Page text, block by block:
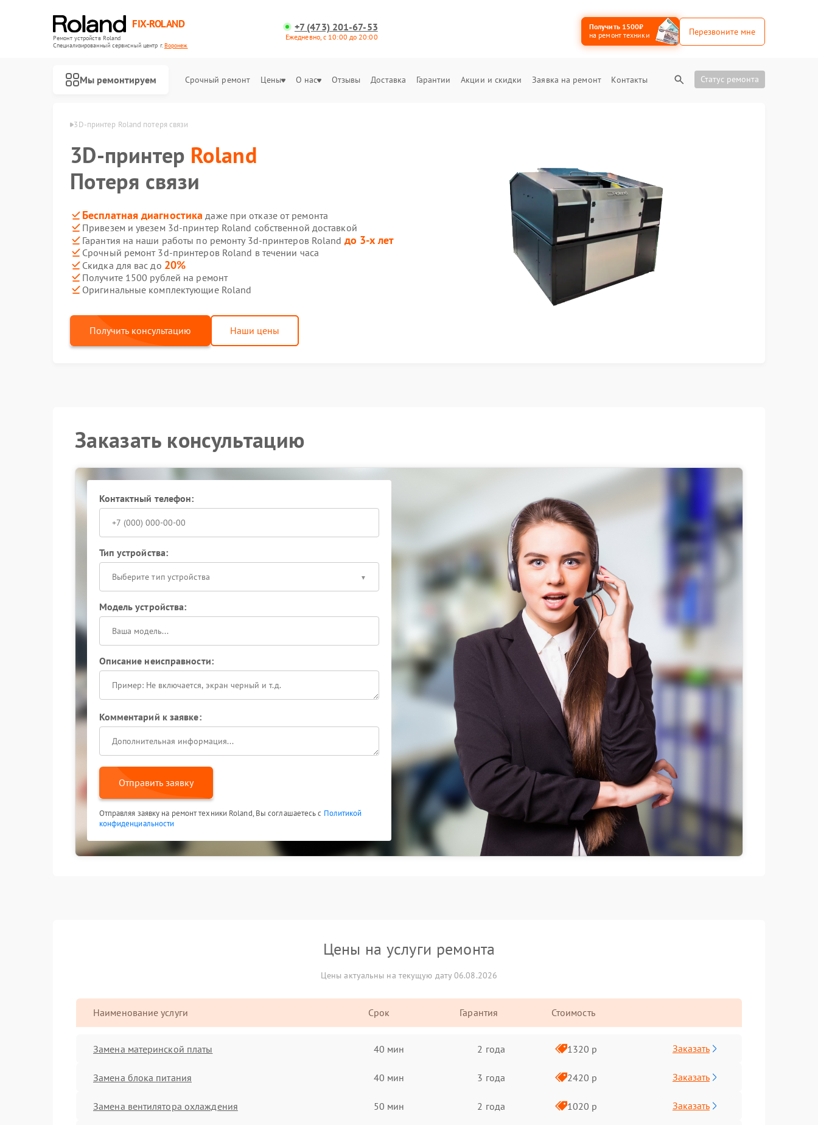
FIX-ROLAND
Ремонт устройств Roland
Специализированный cервисный центр г.Воронеж
+7 (473) 201-67-53
Ежедневно, с 10:00 до 20:00
Получить 1500₽
на ремонт техники
Перезвоните мне
Мы ремонтируем Срочный ремонт Цены О нас Отзывы Доставка Гарантии Акции и скидки Заявка на ремонт Контакты Статус ремонта
Roland в Воронеже 3D-принтер Roland потеря связи
3D-принтер Roland
Потеря связи
Бесплатная диагностика даже при отказе от ремонта
Привезем и увезем 3d-принтер Roland собственной доставкой
Гарантия на наши работы по ремонту 3d-принтеров Roland до 3-х лет
Срочный ремонт 3d-принтеров Roland в течении часа
Скидка для вас до 20%
Получите 1500 рублей на ремонт
Оригинальные комплектующие Roland
Получить консультацию Наши цены
Заказать консультацию
Контактный телефон:
Тип устройства:
Выберите тип устройства
Модель устройства:
Описание неисправности:
Комментарий к заявке:
Отправить заявку
Отправляя заявку на ремонт техники Roland, Вы соглашаетесь с Политикой
конфиденциальности
Цены на услуги ремонта
Цены актуальны на текущую дату 06.08.2026
Наименование услуги Срок Гарантия Стоимость
Замена материнской платы 40 мин 2 года 1320 р Заказать
Замена блока питания 40 мин 3 года 2420 р Заказать
Замена вентилятора охлаждения 50 мин 2 года 1020 р Заказать